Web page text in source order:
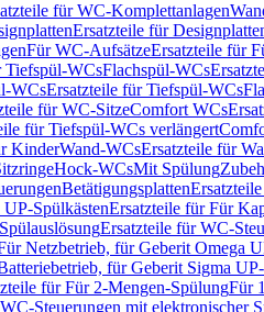
für WC-Komplettanlagen
Ersatzteile für
Für WC-AufsätzeErsatzteile für
Tiefspül-WCsFlachspül-WCs
WCsErsatzteile für Tiefspül-WCs
für WC-SitzeComfort WCs
für Tiefspül-WCs verlängert
KinderWand-WCsErsatzteile für
Hock-WCsMit Spülung
Betätigungsplatten
SpülkästenErsatzteile für Für
Ersatzteile für WC-
Netzbetrieb, für Geberit Omega
für Geberit Sigma
für Für 2-Mengen-SpülungFür
Steuerungen mit elektronischer